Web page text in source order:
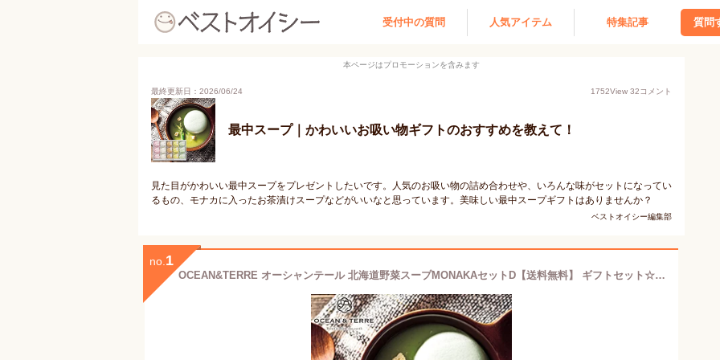
受付中の質問 人気アイテム 特集記事 質問
本ページはプロモーションを含みます
最終更新日：2026/06/24 1752View 32コメント
最中スープ｜かわいいお吸い物ギフトのおすすめを教えて！
見た目がかわいい最中スープをプレゼントしたいです。人気のお吸い物の詰め合わせや、いろんな味がセットになってい
るもの、モナカに入ったお茶漬けスープなどがいいなと思っています。美味しい最中スープギフトはありませんか？
ベストオイシー編集部
no. 1
OCEAN&TERRE オーシャンテール 北海道野菜スープMONAKAセットD【送料無料】 ギフトセット☆食べ物 最中 もなか 詰め合わせ 誕生日 出産内祝い 結婚内祝い 出産祝い 結婚祝い 引き出物 御祝 お返し 香典返し 快気祝い 御供 プレゼント 父の日 御中元 お中元